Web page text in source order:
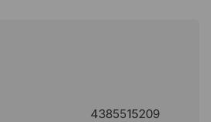
4385515209